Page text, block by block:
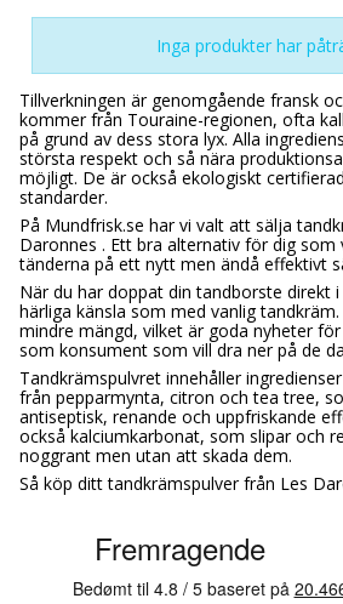
Inga produkter har
Tillverkningen är genomgående fransk
kommer från Touraine-regionen, ofta
på grund av dess stora lyx. Alla
största respekt och så nära
möjligt. De är också ekologiskt
standarder.
På Mundfrisk.se har vi valt att sälja
Daronnes . Ett bra alternativ för dig
tänderna på ett nytt men ändå effektivt
När du har doppat din tandborste direkt
härliga känsla som med vanlig
mindre mängd, vilket är goda nyheter
som konsument som vill dra ner på de
Tandkrämspulvret innehåller
från pepparmynta, citron och tea tree,
antiseptisk, renande och uppfriskande
också kalciumkarbonat, som slipar och
noggrant men utan att skada dem.
Så köp ditt tandkrämspulver från Les